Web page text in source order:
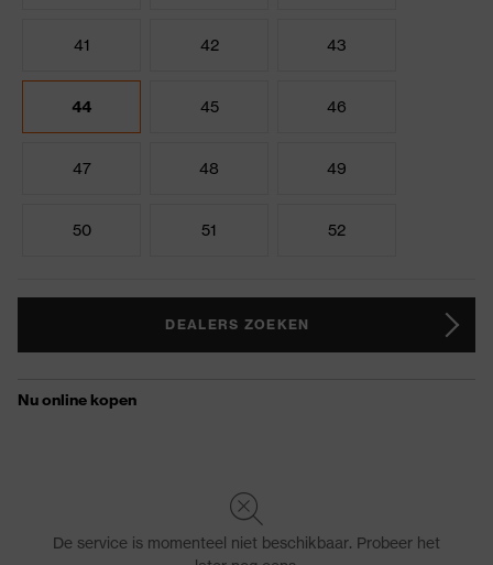
41 42 43
44 45 46
47 48 49
50 51 52
DEALERS ZOEKEN